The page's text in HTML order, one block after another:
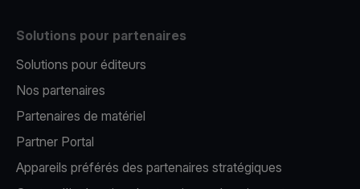
Solutions pour partenaires
Solutions pour éditeurs​
Nos partenaires​
Partenaires de matériel
Partner Portal
Appareils préférés des partenaires stratégiques